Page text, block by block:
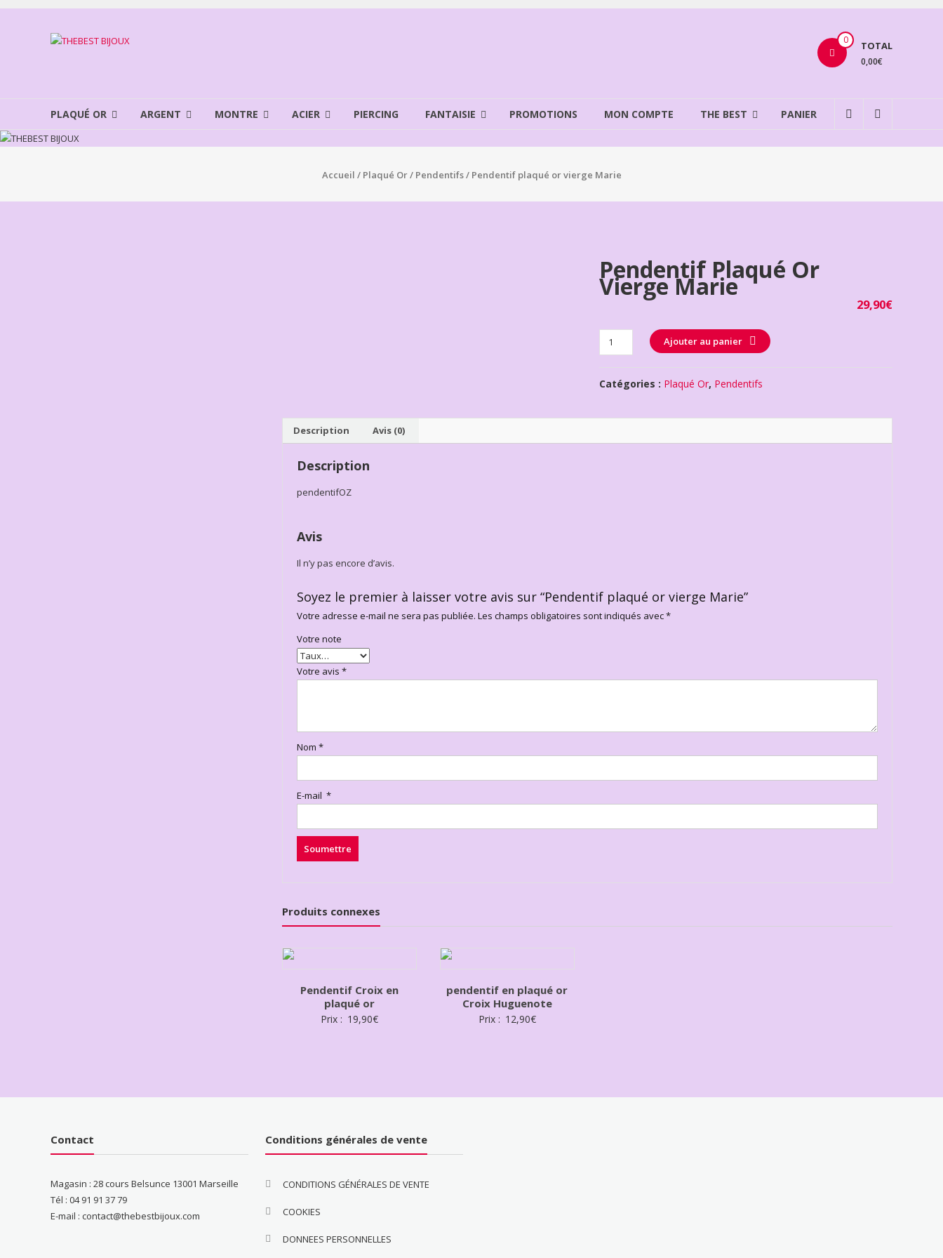
Aller
THEBEST
BIJOUX
0 TOTAL
0,00€
PLAQUÉ OR ARGENT MONTRE ACIER PIERCING FANTAISIE PROMOTIONS MON COMPTE THE BEST PANIER
Accueil / Plaqué Or/ Pendentifs/ Pendentif plaqué or vierge Marie
Pendentif Plaqué Or
Vierge Marie
29,90€
Quantité Ajouter au panier
Catégories : Plaqué Or, Pendentifs
Description Avis (0)
Description
pendentifOZ
Avis
Il n’y pas encore d’avis.
Soyez le premier à laisser votre avis sur “Pendentif plaqué or vierge Marie”
Votre adresse e-mail ne sera pas publiée. Les champs obligatoires sont indiqués avec*
Votre note
Votre avis *
Nom *
E-mail *
Produits connexes
Pendentif Croix en
plaqué or
Prix : 19,90€
pendentif en plaqué or
Croix Huguenote
Prix : 12,90€
Contact
Magasin : 28 cours Belsunce 13001 Marseille
Tél : 04 91 91 37 79
E-mail : contact@thebestbijoux.com
Conditions générales de vente
CONDITIONS GÉNÉRALES DE VENTE
COOKIES
DONNEES PERSONNELLES